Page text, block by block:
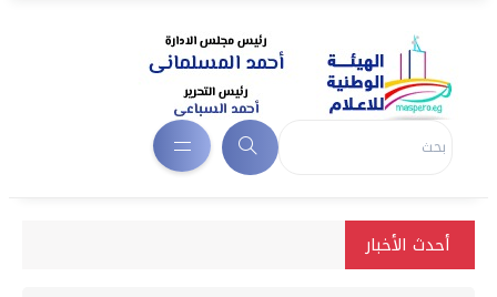
أحدث الأخبار